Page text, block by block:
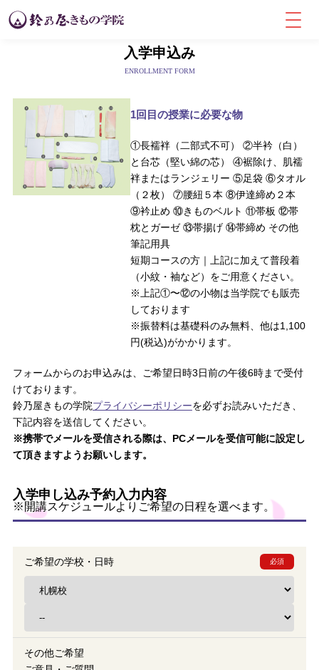
入学申込み
ENROLLMENT FORM
1回目の授業に必要な物
①長襦袢（二部式不可） ②半衿（白）
と台芯（堅い綿の芯）④裾除け、肌襦
袢またはランジェリー ⑤足袋 ⑥タオル
（２枚） ⑦腰紐５本 ⑧伊達締め２本
⑨衿止め ⑩きものベルト ⑪帯板 ⑫帯
枕とガーゼ ⑬帯揚げ ⑭帯締め その他
筆記用具
短期コースの方｜上記に加えて普段着
（小紋・袖など）をご用意ください。
※上記①〜⑫の小物は当学院でも販売
しております
※振替料は基礎科のみ無料、他は1,100
円(税込)がかかります。
フォームからのお申込みは、ご希望日時3日前の午後6時まで受付
けております。
鈴乃屋きもの学院プライバシーポリシーを必ずお読みいただき、
下記内容を送信してください。
※携帯でメールを受信される際は、PCメールを受信可能に設定し
て頂きますようお願いします。
入学申し込み予約入力内容
※開講スケジュールよりご希望の日程を選べます。
ご希望の学校・日時 必須
その他ご希望